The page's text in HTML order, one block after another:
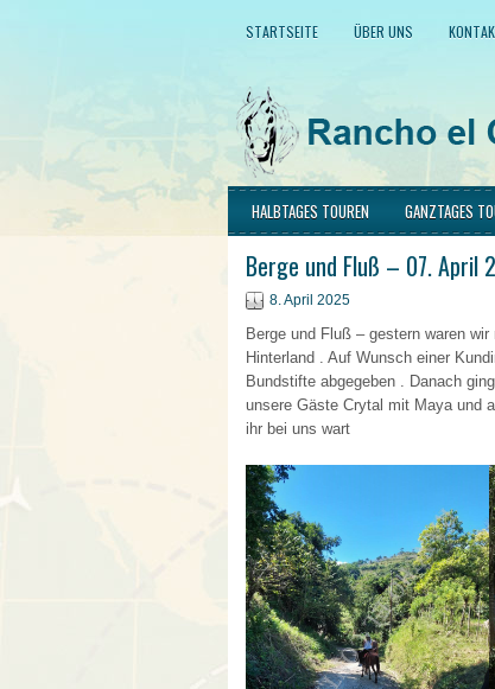
STARTSEITE ÜBER UNS
HALBTAGES TOUREN GANZTAGES
Berge und Fluß – 07. April
8. April 2025
Berge und Fluß – gestern waren
Hinterland . Auf Wunsch einer
Bundstifte abgegeben . Danach
unsere Gäste Crytal mit Maya und
ihr bei uns wart